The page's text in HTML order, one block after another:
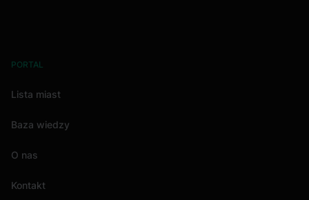
PORTAL
Lista miast
Baza wiedzy
O nas
Kontakt